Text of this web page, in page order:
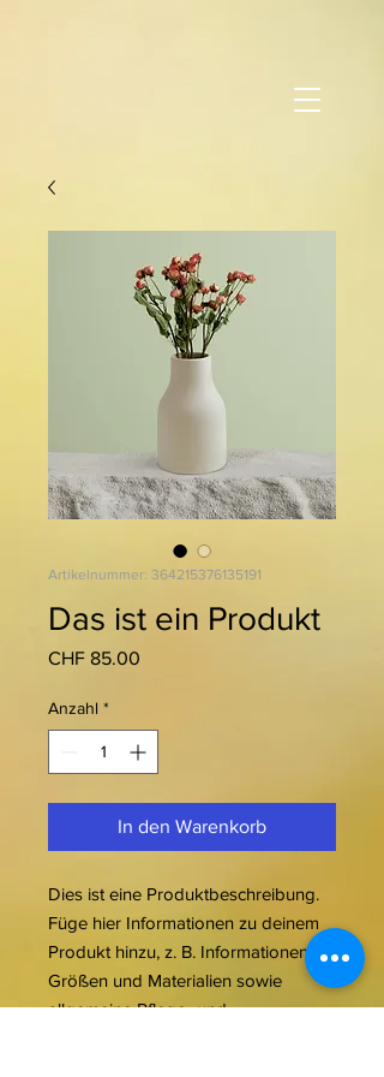
Artikelnummer: 364215376135191
Das ist ein Produkt
CHF 85.00
Anzahl *
In den Warenkorb
Dies ist eine Produktbeschreibung.
Füge hier Informationen zu deinem
Produkt hinzu, z. B. Informationen zu
Größen und Materialien sowie
allgemeine Pflege- und